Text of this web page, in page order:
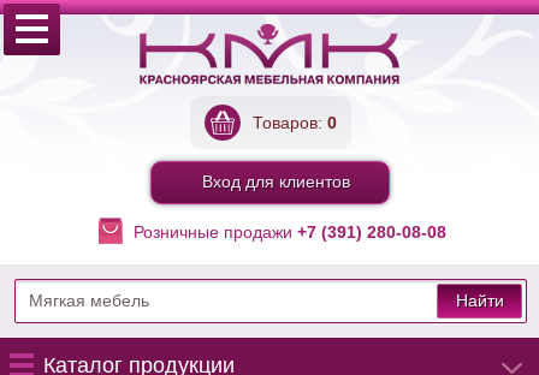
Розничные продажи +7 (391) 280-08-08
Товаров: 0
Вход для клиентов
Найти
Каталог продукции